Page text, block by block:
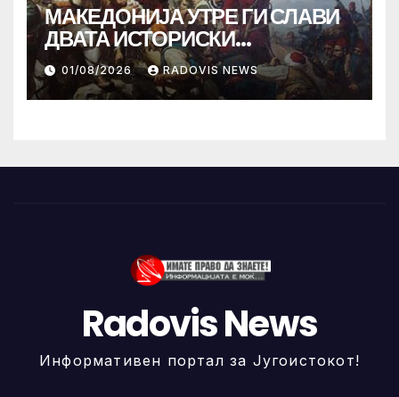
МАКЕДОНИЈА УТРЕ ГИ СЛАВИ
ДВАТА ИСТОРИСКИ
ИЛИНДЕНА!
01/08/2026 RADOVIS NEWS
Radovis News
Информативен портал за Југоистокот!